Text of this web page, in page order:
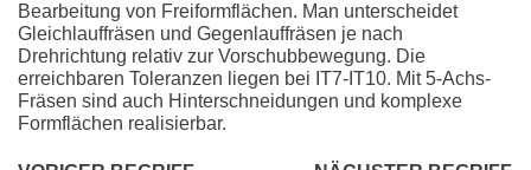
Bearbeitung von Freiformflächen. Man unterscheidet
Gleichlauffräsen und Gegenlauffräsen je nach
Drehrichtung relativ zur Vorschubbewegung. Die
erreichbaren Toleranzen liegen bei IT7-IT10. Mit 5-Achs-
Fräsen sind auch Hinterschneidungen und komplexe
Formflächen realisierbar.